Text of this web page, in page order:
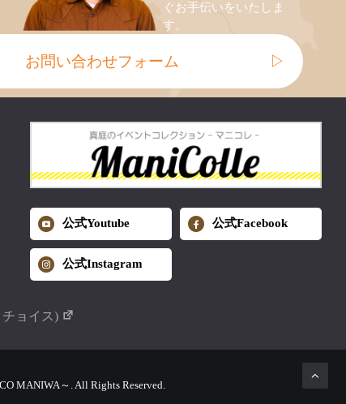
ぐお手伝いをいたしま
す。
お問い合わせフォーム ▷
公式Youtube 公式Facebook
公式Instagram
ョイス)
MANIWA～. All Rights Reserved.